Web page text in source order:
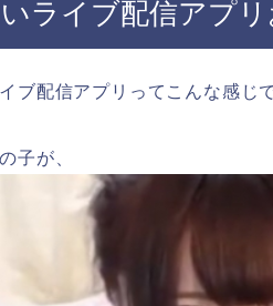
ライブ配信アプ
ブ配信アプリってこんな感じで
子が、